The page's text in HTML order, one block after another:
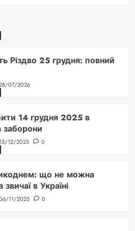
Різдво 25 грудня: повний
07/2026
14 грудня 2025 в
заборони
15/12/2025
0
що не можна
в Україні
11/2025 0